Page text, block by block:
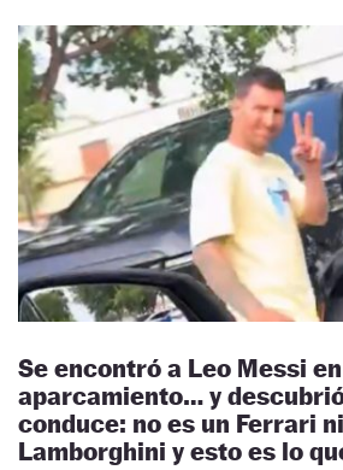
Se encontró a Leo Messi
aparcamiento… y
conduce: no es un Ferrari
Lamborghini y esto es lo